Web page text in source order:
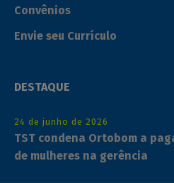
Convênios
Envie seu Currículo
DESTAQUE
24 de junho de 2026
TST condena Ortobom a
de mulheres na gerência